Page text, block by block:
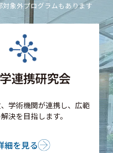
連携研究会
学術機関が連携し、広範
決を目指します。
細を見る
象外プログラムもあります